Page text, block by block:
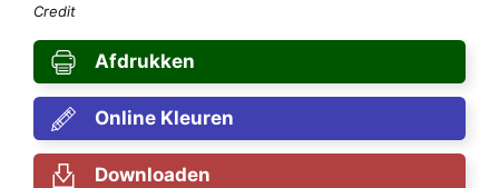
Credit
Afdrukken
Online Kleuren
Downloaden